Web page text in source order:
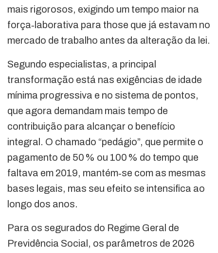
mais rigorosos, exigindo um tempo maior na
força‑laborativa para those que já estavam no
mercado de trabalho antes da alteração da lei.
Segundo especialistas, a principal
transformação está nas exigências de idade
mínima progressiva e no sistema de pontos,
que agora demandam mais tempo de
contribuição para alcançar o benefício
integral. O chamado “pedágio”, que permite o
pagamento de 50 % ou 100 % do tempo que
faltava em 2019, mantém‑se com as mesmas
bases legais, mas seu efeito se intensifica ao
longo dos anos.
Para os segurados do Regime Geral de
Previdência Social, os parâmetros de 2026